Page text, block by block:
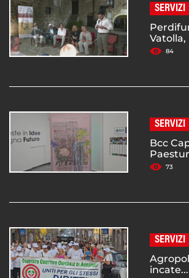
SERVIZI
Vatolla,
84
SERVIZI
Bcc
73
SERVIZI
incate...